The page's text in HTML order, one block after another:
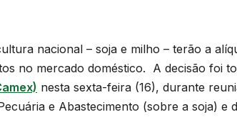
nacional – soja e milho – terão a
no mercado doméstico. A decisão foi
nesta sexta-feira (16), durante
e Abastecimento (sobre a soja) e